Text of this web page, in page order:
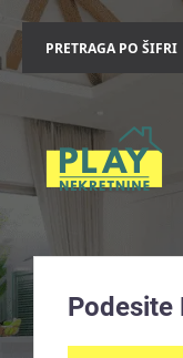
Podesite